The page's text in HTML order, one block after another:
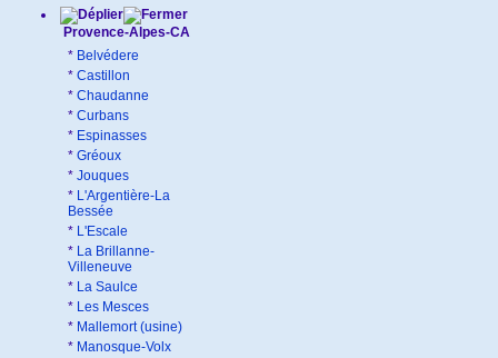
Provence-Alpes-CA
* Belvédere
* Castillon
* Chaudanne
* Curbans
* Espinasses
* Gréoux
* Jouques
* L'Argentière-La
Bessée
* L'Escale
* La Brillanne-
Villeneuve
* La Saulce
* Les Mesces
* Mallemort (usine)
* Manosque-Volx